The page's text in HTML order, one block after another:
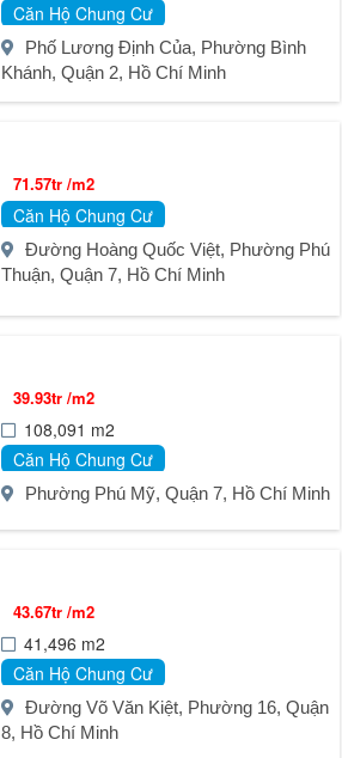
Căn Hộ Chung Cư
Phố Lương Định Của, Phường Bình
Khánh, Quận 2, Hồ Chí Minh
71.57tr /m2
Căn Hộ Chung Cư
Đường Hoàng Quốc Việt, Phường Phú
Thuận, Quận 7, Hồ Chí Minh
39.93tr /m2
108,091 m2
Căn Hộ Chung Cư
Phường Phú Mỹ, Quận 7, Hồ Chí Minh
43.67tr /m2
41,496 m2
Căn Hộ Chung Cư
Đường Võ Văn Kiệt, Phường 16, Quận
8, Hồ Chí Minh